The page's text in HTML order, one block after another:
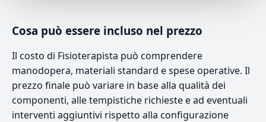
Cosa può essere incluso nel prezzo
Il costo di Fisioterapista può comprendere
manodopera, materiali standard e spese operative. Il
prezzo finale può variare in base alla qualità dei
componenti, alle tempistiche richieste e ad eventuali
interventi aggiuntivi rispetto alla configurazione